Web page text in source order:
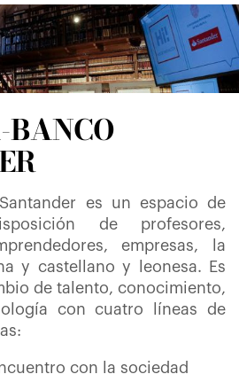
BANCO
Santander es un espacio de
de profesores,
empresas, la
y castellano y leonesa. Es
de talento, conocimiento,
con cuatro líneas de
con la sociedad